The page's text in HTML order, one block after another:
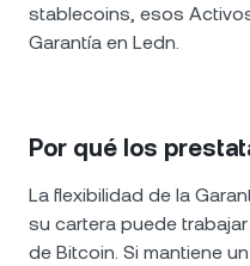
stablecoins, esos
Garantía en Ledn.
Por qué los
La flexibilidad de la
su cartera puede
de Bitcoin. Si mantiene